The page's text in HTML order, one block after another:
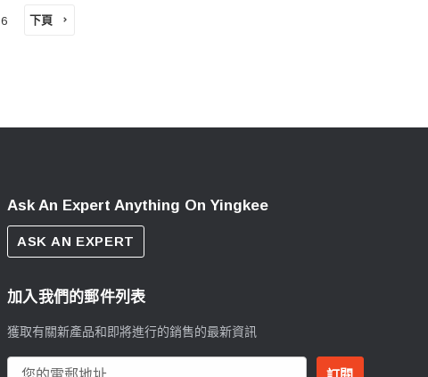
6 下頁
Ask An Expert Anything On Yingkee
ASK AN EXPERT
加入我們的郵件列表
獲取有關新產品和即將進行的銷售的最新資訊